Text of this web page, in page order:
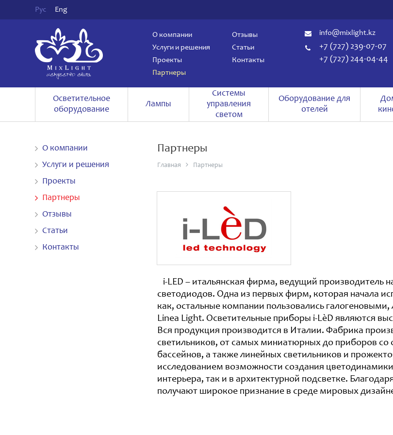
Рус Eng
О компании
Услуги и решения
Проекты
Партнеры
Отзывы
Статьи
Контакты
info@mixlight.kz
+7 (727) 239-07-07
+7 (727) 244-04-44
Осветительное
оборудование
Лампы
Системы
управления
светом
Оборудование для
отелей
О компании
Услуги и решения
Проекты
Партнеры
Отзывы
Статьи
Контакты
Партнеры
Главная Партнеры
i-LED – итальянская фирма, ведущий производитель
светодиодов. Одна из первых фирм, которая начала
как, остальные компании пользовались
Linea Light. Осветительные приборы i-LèD являются
Вся продукция производится в Италии. Фабрика
светильников, от самых миниатюрных до приборов
бассейнов, a также линейных светильников и
исследованием возможности создания
интерьера, так и в архитектурной подсветке.
получают широкое признание в среде мировых